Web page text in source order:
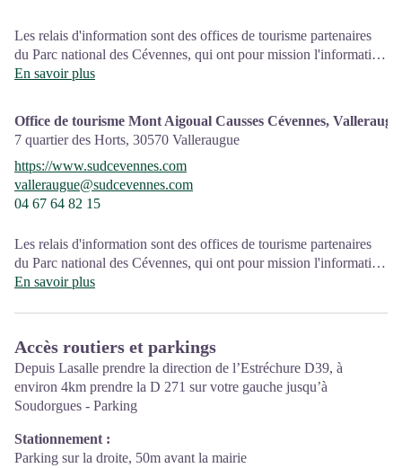
Ouvert toute l'année (se renseigner sur les jours et horaires en
saison hivernale).
Les relais d'information sont des offices de tourisme partenaires
du Parc national des Cévennes, qui ont pour mission l'information
et la sensibilisation sur l'offre de découverte et d'animation ainsi
En savoir plus
Office de tourisme Mont Aigoual Causses Cévennes,
7 quartier des Horts, 30570 Valleraugue
https://www.sudcevennes.com
valleraugue@sudcevennes.com
04 67 64 82 15
Les relais d'information sont des offices de tourisme partenaires
du Parc national des Cévennes, qui ont pour mission l'information
et la sensibilisation sur l'offre de découverte et d'animations ainsi
Ouvert toute l'année (se renseigner pour les jours et horaires
d'ouverture en période hivernale)
En savoir plus
Accès routiers et parkings
Depuis Lasalle prendre la direction de l’Estréchure D39, à
environ 4km prendre la D 271 sur votre gauche jusqu’à
Soudorgues - Parking
Stationnement :
Parking sur la droite, 50m avant la mairie